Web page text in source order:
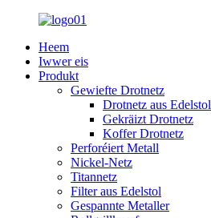
Heem
Iwwer eis
Produkt
Gewiefte Drotnetz
Drotnetz aus Edelstol
Gekräizt Drotnetz
Koffer Drotnetz
Perforéiert Metall
Nickel-Netz
Titannetz
Filter aus Edelstol
Gespannte Metaller